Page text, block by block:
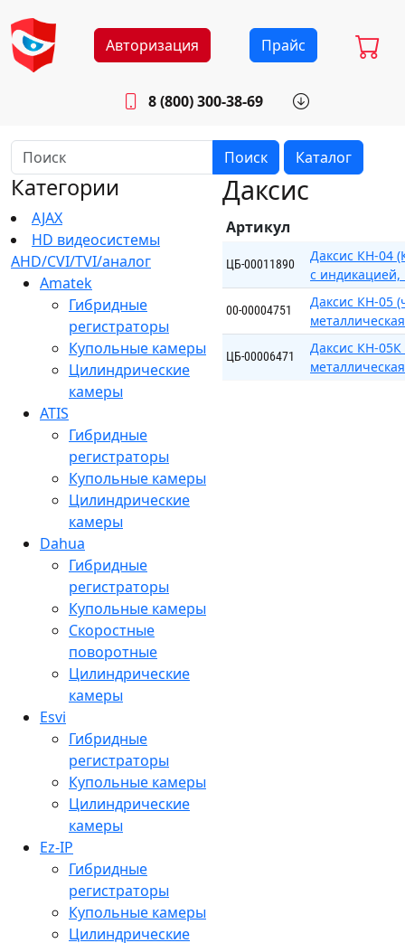
Авторизация Прайс
8 (800) 300-38-69
Будни: 8.30 - 17.00
Поиск Каталог
Категории
AJAX
HD видеосистемы
AHD/CVI/TVI/аналог
Amatek
Гибридные
регистраторы
Купольные камеры
Цилиндрические
камеры
ATIS
Гибридные
регистраторы
Купольные камеры
Цилиндрические
камеры
Dahua
Гибридные
регистраторы
Купольные камеры
Скоростные
поворотные
Цилиндрические
камеры
Esvi
Гибридные
регистраторы
Купольные камеры
Цилиндрические
камеры
Ez-IP
Гибридные
регистраторы
Купольные камеры
Цилиндрические
Даксис
Артикул
ЦБ-00011890
Даксис КН-04
с
00-00004751
Даксис КН-05
ЦБ-00006471
Даксис КН-